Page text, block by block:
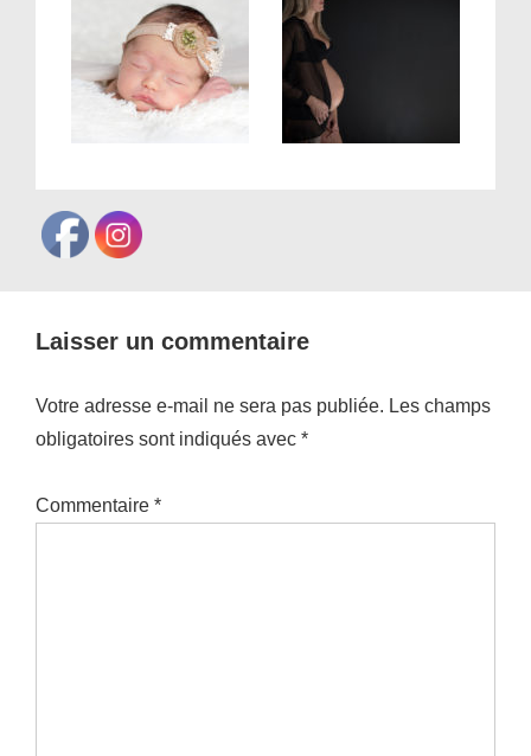
Laisser un commentaire
Votre adresse e-mail ne sera pas publiée. Les champs
obligatoires sont indiqués avec *
Commentaire *